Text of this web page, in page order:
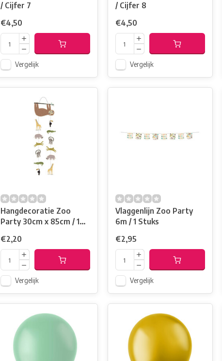
/ Cijfer 7
€4,50
Vergelijk
/ Cijfer 8
€4,50
Vergelijk
Hangdecoratie Zoo
Party 30cm x 85cm / 1
€2,20
Vergelijk
Vlaggenlijn Zoo Party
6m / 1 Stuks
€2,95
Vergelijk